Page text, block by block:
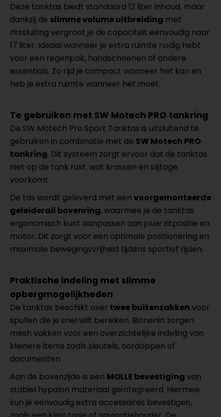
Deze tanktas biedt standaard 12 liter inhoud, maar
dankzij de slimme volume uitbreiding met
ritssluiting vergroot je de capaciteit eenvoudig naar
17 liter. Ideaal wanneer je extra ruimte nodig hebt
voor een regenpak, handschoenen of andere
essentials. Zo rijd je compact wanneer het kan en
heb je extra ruimte wanneer het moet.
Te gebruiken met SW Motech PRO tankring
De SW Motech Pro Sport Tanktas is uitsluitend te
gebruiken in combinatie met de SW Motech PRO
tankring. Dit systeem zorgt ervoor dat de tanktas
niet op de tank rust, wat krassen en slijtage
voorkomt.
De tas wordt geleverd met een voorgemonteerde
geleiderail bovenring, waarmee je de tanktas
ergonomisch kunt aanpassen aan jouw zitpositie en
motor. Dit zorgt voor een optimale positionering en
maximale bewegingsvrijheid tijdens sportief rijden.
Praktische indeling met slimme
opbergmogelijkheden
De tanktas beschikt over twee buitenzakken voor
spullen die je snel wilt bereiken. Binnenin zorgen
mesh vakken voor een overzichtelijke indeling van
kleinere items zoals sleutels, oordoppen of
documenten.
Aan de bovenzijde is een MOLLE bevestiging van
stabiel hypalon materiaal geïntegreerd. Hiermee
kun je eenvoudig extra accessoires bevestigen,